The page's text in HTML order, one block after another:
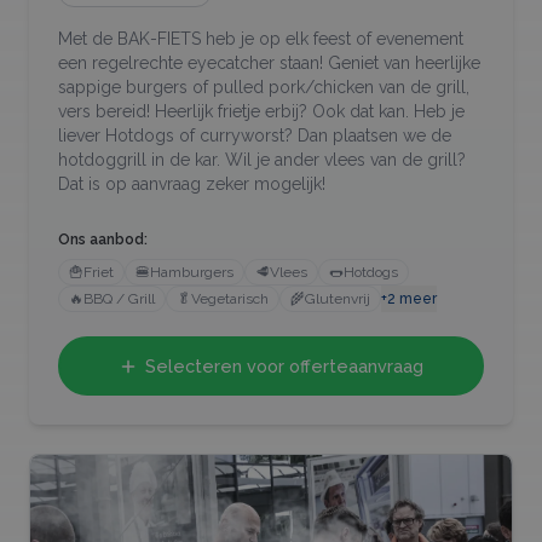
Met de BAK-FIETS heb je op elk feest of evenement
een regelrechte eyecatcher staan! Geniet van heerlijke
sappige burgers of pulled pork/chicken van de grill,
vers bereid! Heerlijk frietje erbij? Ook dat kan. Heb je
liever Hotdogs of curryworst? Dan plaatsen we de
hotdoggrill in de kar. Wil je ander vlees van de grill?
Dat is op aanvraag zeker mogelijk!
Ons aanbod:
🍟Friet 🍔Hamburgers 🥩Vlees 🌭Hotdogs
🔥 BBQ / Grill 🥬 Vegetarisch 🌾Glutenvrij +2 meer
Selecteren voor offerteaanvraag